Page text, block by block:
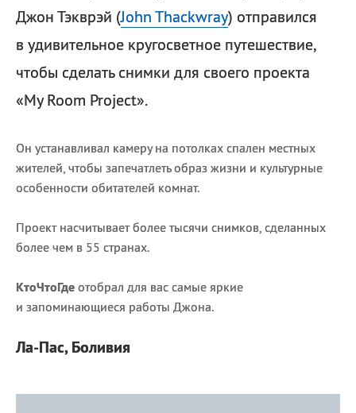
Джон Тэкврэй (John Thackwray) отправился
в удивительное кругосветное путешествие,
чтобы сделать снимки для своего проекта
«My Room Project».
Он устанавливал камеру на потолках спален местных
жителей, чтобы запечатлеть образ жизни и культурные
особенности обитателей комнат.
Проект насчитывает более тысячи снимков, сделанных
более чем в 55 странах.
КтоЧтоГде отобрал для вас самые яркие
и запоминающиеся работы Джона.
Ла-Пас, Боливия